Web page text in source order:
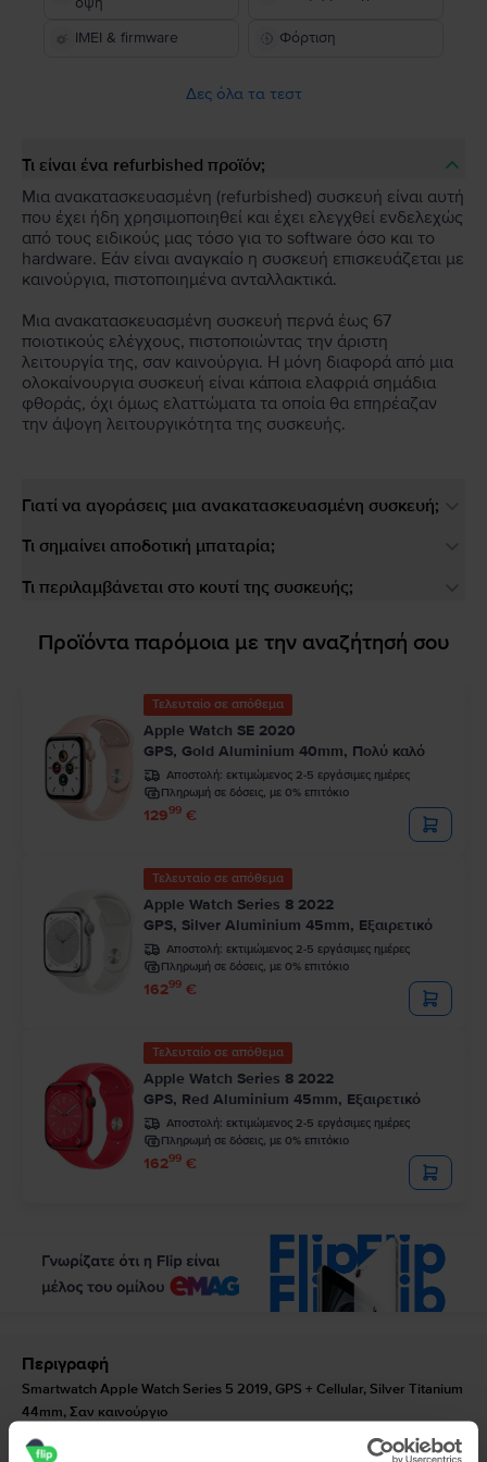
IMEI & firmware Φόρτιση
Δες όλα τα τεστ
Τι είναι ένα refurbished προϊόν;
Μια ανακατασκευασμένη (refurbished) συσκευή είναι αυτή
που έχει ήδη χρησιμοποιηθεί και έχει ελεγχθεί ενδελεχώς
από τους ειδικούς μας τόσο για το software όσο και το
hardware. Εάν είναι αναγκαίο η συσκευή επισκευάζεται με
καινούργια, πιστοποιημένα ανταλλακτικά.
Μια ανακατασκευασμένη συσκευή περνά έως 67
ποιοτικούς ελέγχους, πιστοποιώντας την άριστη
λειτουργία της, σαν καινούργια. Η μόνη διαφορά από μια
ολοκαίνουργια συσκευή είναι κάποια ελαφριά σημάδια
φθοράς, όχι όμως ελαττώματα τα οποία θα επηρέαζαν
την άψογη λειτουργικότητα της συσκευής.
Γιατί να αγοράσεις μια ανακατασκευασμένη συσκευή;
Τι σημαίνει αποδοτική μπαταρία;
Τι περιλαμβάνεται στο κουτί της συσκευής;
Προϊόντα παρόμοια με την αναζήτησή σου
Τελευταίο σε απόθεμα
Apple Watch SE 2020
GPS, Gold Aluminium 40mm, Πολύ καλό
Αποστολή: εκτιμώμενος 2-5 εργάσιμες ημέρες
Πληρωμή σε δόσεις, με 0% επιτόκιο
12999 €
Τελευταίο σε απόθεμα
Apple Watch Series 8 2022
GPS, Silver Aluminium 45mm, Εξαιρετικό
Αποστολή: εκτιμώμενος 2-5 εργάσιμες ημέρες
Πληρωμή σε δόσεις, με 0% επιτόκιο
16299 €
Τελευταίο σε απόθεμα
Apple Watch Series 8 2022
GPS, Red Aluminium 45mm, Εξαιρετικό
Αποστολή: εκτιμώμενος 2-5 εργάσιμες ημέρες
Πληρωμή σε δόσεις, με 0% επιτόκιο
16299 €
Περιγραφή
Smartwatch Apple Watch Series 5 2019, GPS + Cellular, Silver Titanium
44mm, Σαν καινούργιο
Επιλέξτε ένα ρολόι που ταιριάζει με τις φιλοδοξίες σας. Το Apple Watch 5